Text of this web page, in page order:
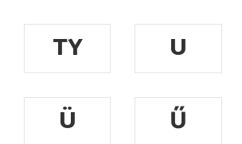
TY
U
Ü
Ű